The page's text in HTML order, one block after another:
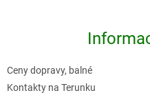
Ceny dopravy, balné
Kontakty na Terunku